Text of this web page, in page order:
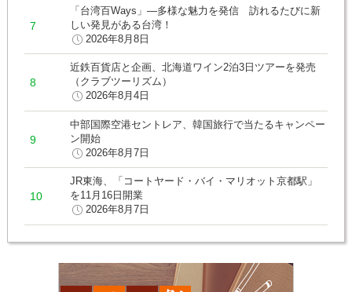
「台湾百Ways」―多様な魅力を発信 訪れるたびに新
しい発見がある台湾！
2026年8月8日
近鉄百貨店と企画、北海道ワイン2泊3日ツアーを発売
（クラブツーリズム）
2026年8月4日
中部国際空港セントレア、韓国旅行で当たるキャンペー
ン開始
2026年8月7日
JR東海、「コートヤード・バイ・マリオット京都駅」
を11月16日開業
2026年8月7日